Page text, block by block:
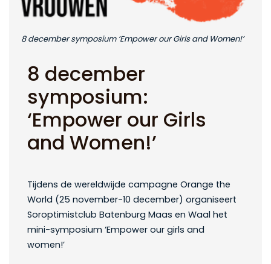
8 december symposium ‘Empower our Girls and Women!’
8 december
symposium:
‘Empower our Girls
and Women!’
Tijdens de wereldwijde campagne Orange the
World (25 november-10 december) organiseert
Soroptimistclub Batenburg Maas en Waal het
mini-symposium ‘Empower our girls and
women!’